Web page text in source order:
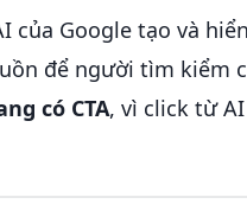
của Google tạo và
để người tìm kiểm
có CTA, vì click từ